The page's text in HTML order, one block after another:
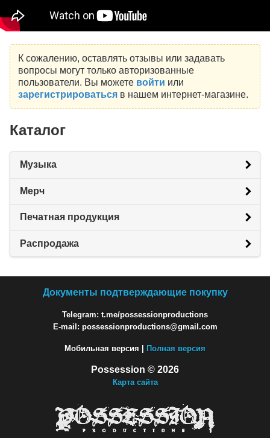
К сожалению, оставлять отзывы или задавать
вопросы могут только авторизованные
пользователи. Вы можете войти или
зарегистрироватьсяв нашем интернет-магазине.
Каталог
Музыка
Мерч
Печатная продукция
Распродажа
Документы подтверждающие покупку
Telegram: t.me/possessionproductions
E-mail: possessionproductions@gmail.com
Мобильная версия | Полная версия
Possession © 2026
Карта сайта